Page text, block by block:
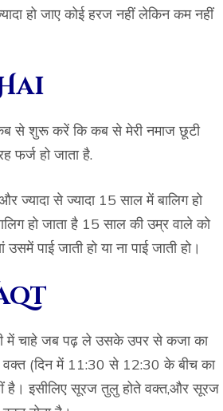
हो जाए कोई हरज नहीं लेकिन कम नहीं
कब से शुरू करें कि कब से मेरी नमाज छूटी
फर्ज हो जाता है.
से ज्यादा 15 साल में बालिग हो
हो जाता है 15 साल की उम्र वाले को
पाई जाती हो या ना पाई जाती हो।
में चाहे जब पढ़ ले उसके उपर से कजा का
(दिन में 11:30 से 12:30 के बीच का
है। इसीलिए सूरज तुलु होते वक्त,और सूरज